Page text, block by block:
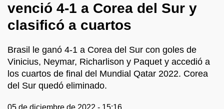
venció 4-1 a Corea del Sur y
clasificó a cuartos
Brasil le ganó 4-1 a Corea del Sur con goles de
Vinicius, Neymar, Richarlison y Paquet y accedió a
los cuartos de final del Mundial Qatar 2022. Corea
del Sur quedó eliminado.
05 de diciembre de 2022 - 15:16